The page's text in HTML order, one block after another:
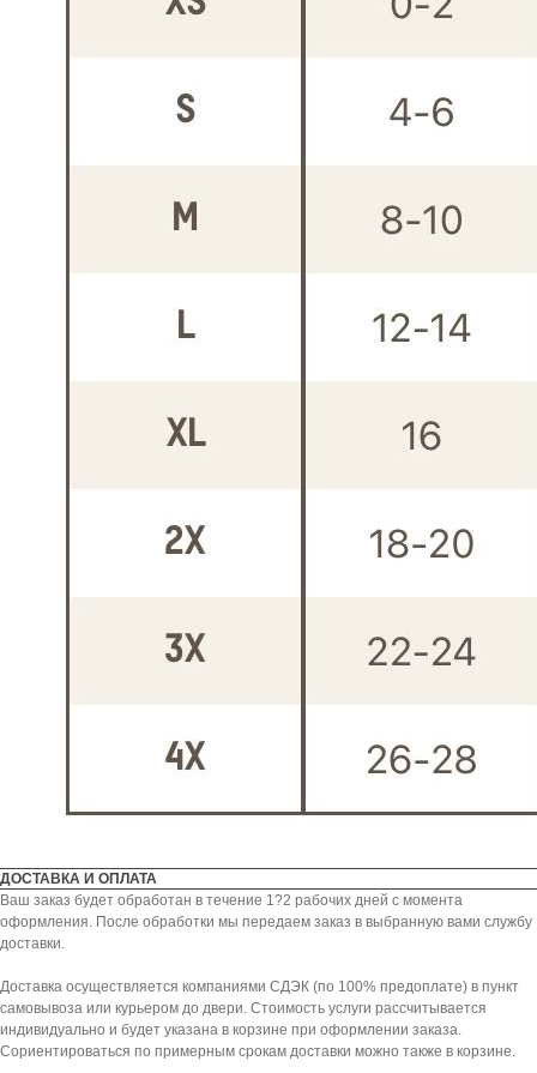
ДОСТАВКА И ОПЛАТА
Ваш заказ будет обработан в течение 1?2 рабочих дней с момента
оформления. После обработки мы передаем заказ в выбранную вами службу
доставки.
Доставка осуществляется компаниями СДЭК (по 100% предоплате) в пункт
самовывоза или курьером до двери. Стоимость услуги рассчитывается
индивидуально и будет указана в корзине при оформлении заказа.
Сориентироваться по примерным срокам доставки можно также в корзине.